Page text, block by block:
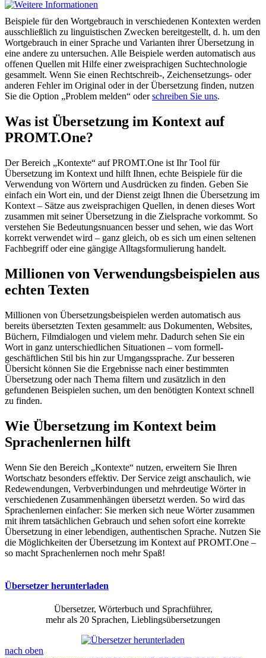
Beispiele für den Wortgebrauch in verschiedenen Kontexten werden
ausschließlich zu linguistischen Zwecken bereitgestellt, d. h. um den
Wortgebrauch in einer Sprache und Varianten ihrer Übersetzung in
eine andere zu untersuchen. Alle Beispiele werden automatisch aus
offenen Quellen mit Hilfe einer zweisprachigen Suchtechnologie
gesammelt. Wenn Sie einen Rechtschreib-, Zeichensetzungs- oder
anderen Fehler im Original oder in der Übersetzung finden, nutzen
Sie die Option „Problem melden“ oderschreiben Sie uns.
Was ist Übersetzung im Kontext auf
PROMT.One?
Der Bereich „Kontexte“ auf PROMT.One ist Ihr Tool für
Übersetzung im Kontext und hilft Ihnen, echte Beispiele für die
Verwendung von Wörtern und Ausdrücken zu finden. Geben Sie
einfach ein Wort ein, und der Dienst zeigt Ihnen die Übersetzung im
Kontext – Sätze aus zweisprachigen Quellen, in denen dieses Wort
zusammen mit seiner Übersetzung in die Zielsprache vorkommt. So
verstehen Sie Bedeutungsnuancen besser und sehen, wie das Wort
korrekt verwendet wird – ganz gleich, ob es sich um einen seltenen
Fachbegriff oder eine gängige Alltagsformulierung handelt.
Millionen von Verwendungsbeispielen aus
echten Texten
Millionen von Übersetzungsbeispielen werden automatisch aus
bereits übersetzten Texten gesammelt: aus Dokumenten, Websites,
Büchern, Filmdialogen und vielem mehr. Dadurch sehen Sie ein
Wort in ganz unterschiedlichen Situationen – vom formell-
geschäftlichen Stil bis hin zur Umgangssprache. Zur besseren
Übersicht können Sie die Ergebnisse nach einer bestimmten
Übersetzung oder nach Thema filtern und zusätzlich in den
gefundenen Beispielen suchen, um den benötigten Kontext schnell
zu finden.
Wie Übersetzung im Kontext beim
Sprachenlernen hilft
Wenn Sie den Bereich „Kontexte“ nutzen, erweitern Sie Ihren
Wortschatz besonders effektiv. Der Service zeigt anschaulich, wie
Redewendungen, Verbverbindungen und mehrdeutige Wörter in
verschiedenen Zusammenhängen übersetzt werden. So wird das
Sprachenlernen einfacher: Sie merken sich neue Wörter zusammen
mit ihrem tatsächlichen Gebrauch und sehen sofort eine korrekte
Übersetzung in einer lebendigen, authentischen Sprache. Nutzen Sie
die Möglichkeiten der Übersetzung im Kontext auf PROMT.One –
so macht Sprachenlernen noch mehr Spaß!
Übersetzer herunterladen
Übersetzer, Wörterbuch und Sprachführer,
mehr als 20 Sprachen, Lieblingsübersetzungen
nach oben